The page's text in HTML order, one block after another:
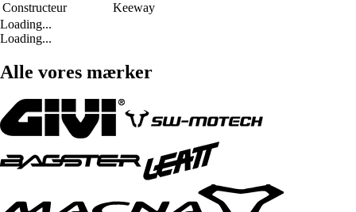
Constructeur
Keeway
Loading...
Loading...
Alle vores mærker